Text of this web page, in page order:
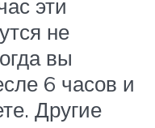
эти
не
вы
6 часов и
Другие